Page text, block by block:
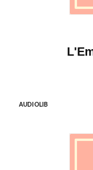
AUDIOLIB